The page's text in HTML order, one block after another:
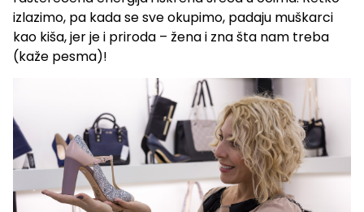
izlazimo, pa kada se sve okupimo, padaju muškarci
kao kiša, jer je i priroda – žena i zna šta nam treba
(kaže pesma)!